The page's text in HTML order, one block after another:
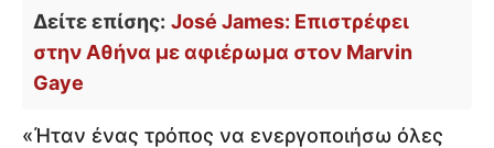
Δείτε επίσης: José James: Επιστρέφει
στην Αθήνα με αφιέρωμα στον Marvin
Gaye
«Ήταν ένας τρόπος να ενεργοποιήσω όλες